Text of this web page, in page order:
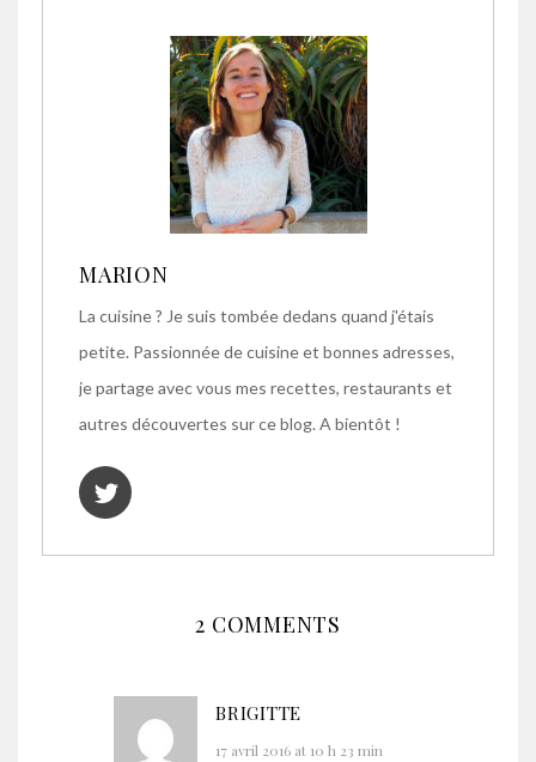
MARION
La cuisine ? Je suis tombée dedans quand j'étais
petite. Passionnée de cuisine et bonnes adresses,
je partage avec vous mes recettes, restaurants et
autres découvertes sur ce blog. A bientôt !
2 COMMENTS
BRIGITTE
17 avril 2016 at 10 h 23 min